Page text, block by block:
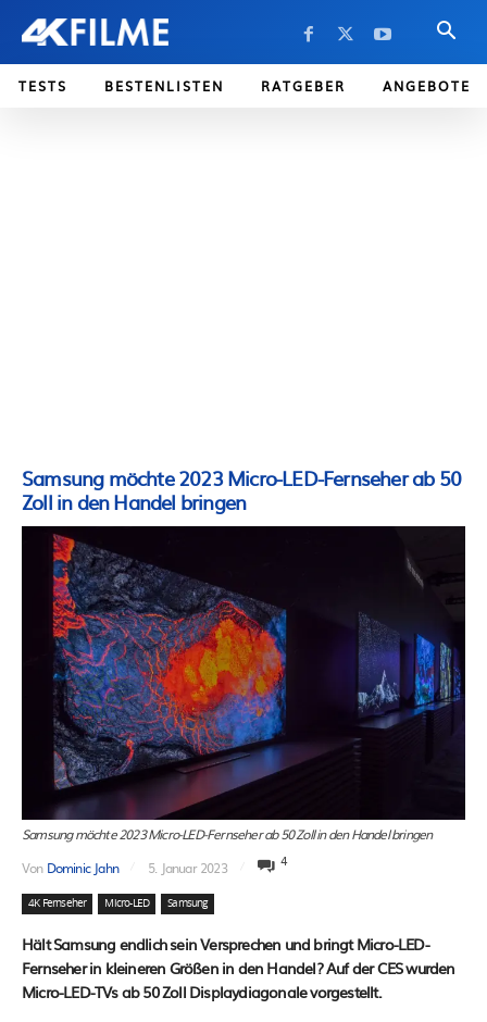
TESTS BESTENLISTEN RATGEBER ANGEBOTE
Samsung möchte 2023 Micro-LED-Fernseher ab 50
Zoll in den Handel bringen
Samsung möchte 2023 Micro-LED-Fernseher ab 50 Zoll in den Handel bringen
Von Dominic Jahn 5. Januar 2023 4
4K Fernseher Micro-LED Samsung
Hält Samsung endlich sein Versprechen und bringt Micro-LED-
Fernseher in kleineren Größen in den Handel? Auf der CES wurden
Micro-LED-TVs ab 50 Zoll Displaydiagonale vorgestellt.